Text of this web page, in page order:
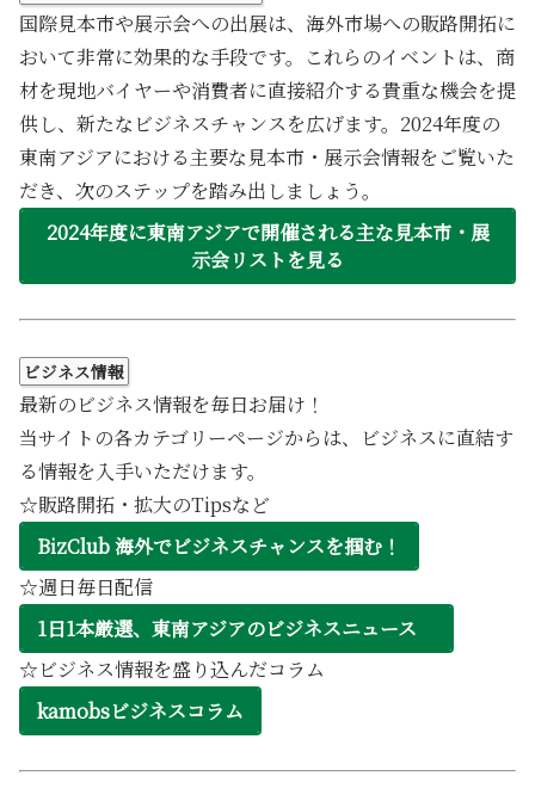
国際見本市や展示会への出展は、海外市場への販路開拓に
おいて非常に効果的な手段です。これらのイベントは、商
材を現地バイヤーや消費者に直接紹介する貴重な機会を提
供し、新たなビジネスチャンスを広げます。2024年度の
東南アジアにおける主要な見本市・展示会情報をご覧いた
だき、次のステップを踏み出しましょう。
2024年度に東南アジアで開催される主な見本市・展
示会リストを見る
ビジネス情報
最新のビジネス情報を毎日お届け！
当サイトの各カテゴリーページからは、ビジネスに直結す
る情報を入手いただけます。
☆販路開拓・拡大のTipsなど
BizClub 海外でビジネスチャンスを掴む！
☆週日毎日配信
1日1本厳選、東南アジアのビジネスニュース
☆ビジネス情報を盛り込んだコラム
kamobsビジネスコラム